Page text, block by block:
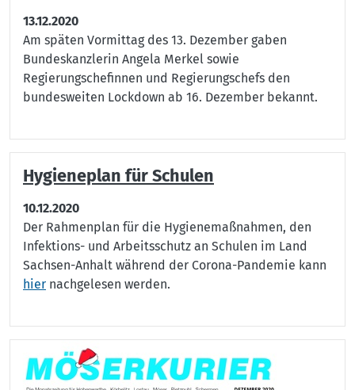
13.12.2020
Am späten Vormittag des 13. Dezember gaben
Bundeskanzlerin Angela Merkel sowie
Regierungschefinnen und Regierungschefs den
bundesweiten Lockdown ab 16. Dezember bekannt.
Hygieneplan für Schulen
10.12.2020
Der Rahmenplan für die Hygienemaßnahmen, den
Infektions- und Arbeitsschutz an Schulen im Land
Sachsen-Anhalt während der Corona-Pandemie kann
hier nachgelesen werden.